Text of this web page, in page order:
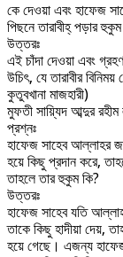
কে দেওয়া এবং হাফেজ
পিছনে তারাবীহ্ পড়ার
উত্তরঃ
এই চাঁদা দেওয়া এবং
উচিৎ, যে তারাবীর
কুতুবখানা মাজহারী)
মুফতী সায়্যিদ আব্দুর
প্রশ্নঃ
হাফেজ সাহেব আল্লাহর
হয়ে কিছু প্রদান করে,
তাহলে তার হুকুম কি?
উত্তরঃ
হাফেজ সাহেব যতি
তাকে কিছু হাদীয়া দেয়,
হয়ে গেছে। এজন্য